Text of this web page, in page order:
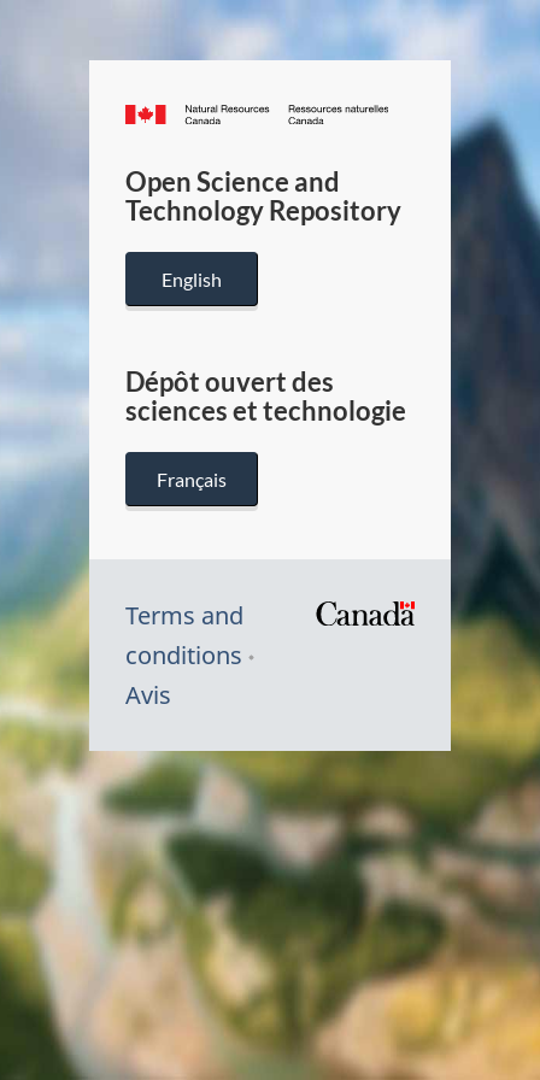
Canada.ca
/
Canada
Open Science and
Technology Repository
English
Dépôt ouvert des
sciences et technologie
Français
Terms and
conditions
Avis
Canada